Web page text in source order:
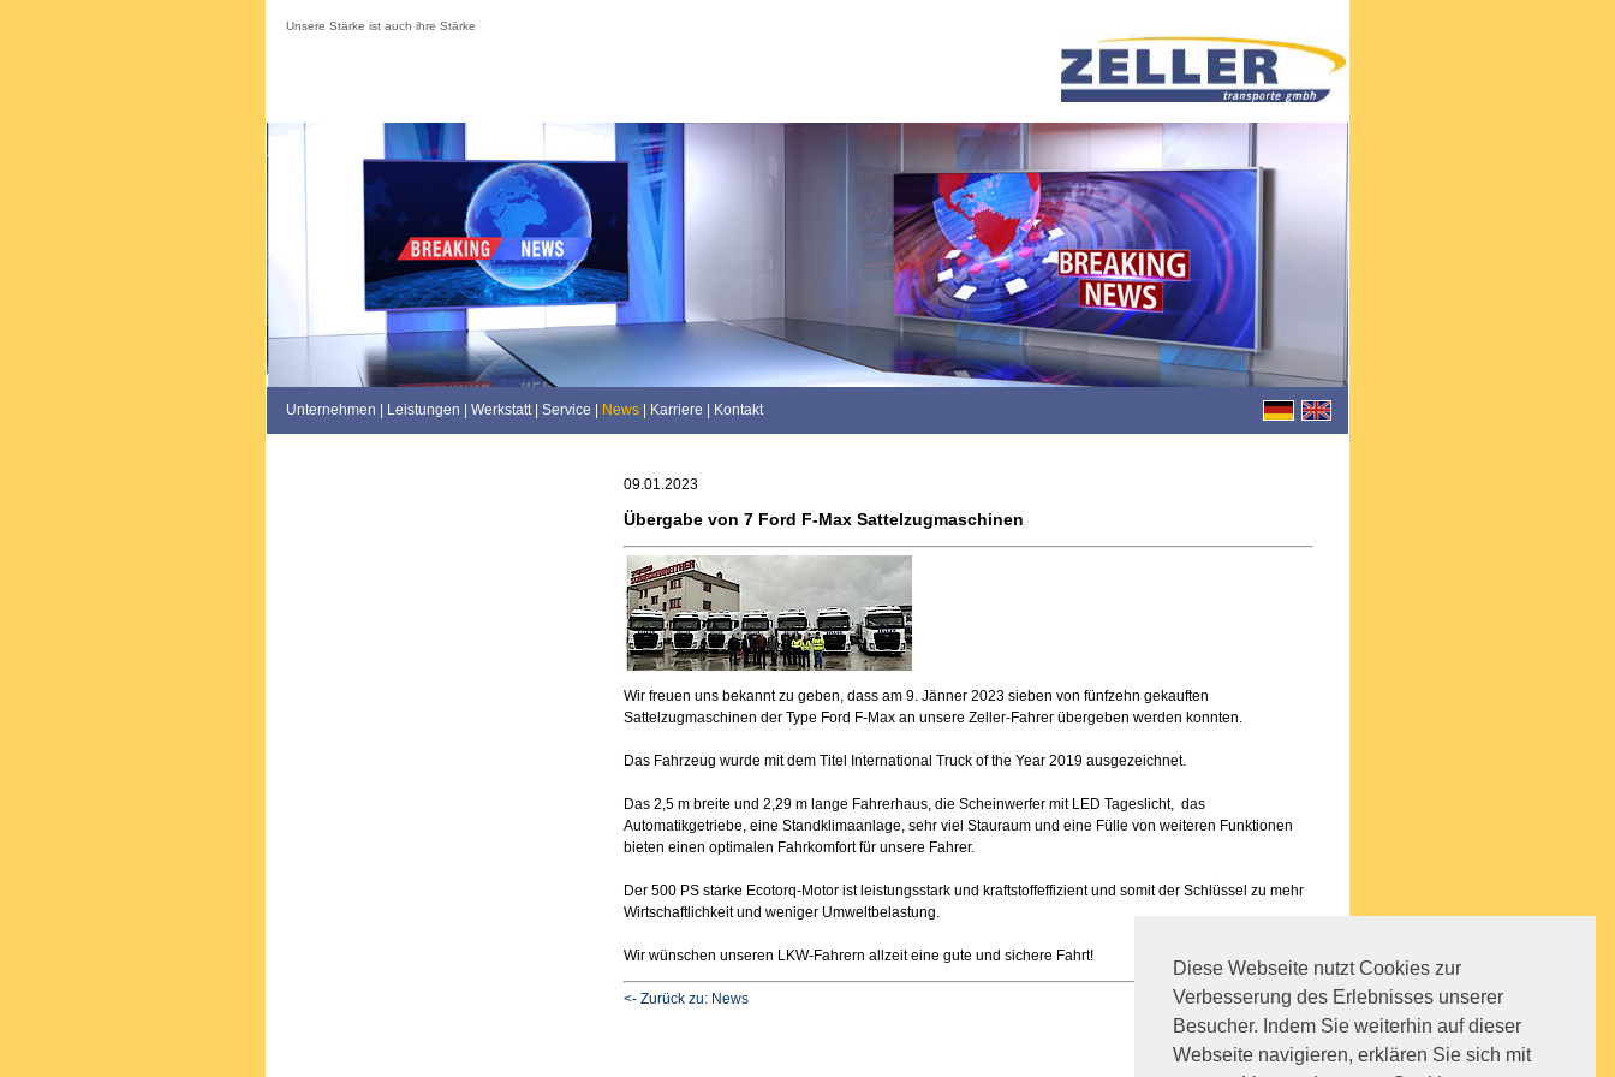
Diese Webseite nutzt Cookies zur
Verbesserung des Erlebnisses unserer
Besucher. Indem Sie weiterhin auf dieser
Webseite navigieren, erklären Sie sich mit
Unsere Stärke ist auch ihre Stärke
Unternehmen Leistungen Werkstatt| Service News Karriere Kontakt
09.01.2023
Übergabe von 7 Ford F-Max Sattelzugmaschinen
Wir freuen uns bekannt zu geben, dass am 9. Jänner 2023 sieben von fünfzehn gekauften
Sattelzugmaschinen der Type Ford F-Max an unsere Zeller-Fahrer übergeben werden konnten.
Das Fahrzeug wurde mit dem Titel International Truck of the Year 2019 ausgezeichnet.
Das 2,5 m breite und 2,29 m lange Fahrerhaus, die Scheinwerfer mit LED Tageslicht, das
Automatikgetriebe, eine Standklimaanlage, sehr viel Stauraum und eine Fülle von weiteren Funktionen
bieten einen optimalen Fahrkomfort für unsere Fahrer.
Der 500 PS starke Ecotorq-Motor ist leistungsstark und kraftstoffeffizient und somit der Schlüssel zu mehr
Wirtschaftlichkeit und weniger Umweltbelastung.
Wir wünschen unseren LKW-Fahrern allzeit eine gute und sichere Fahrt!
<- Zurück zu: News